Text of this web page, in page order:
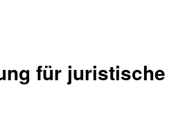
für juristische